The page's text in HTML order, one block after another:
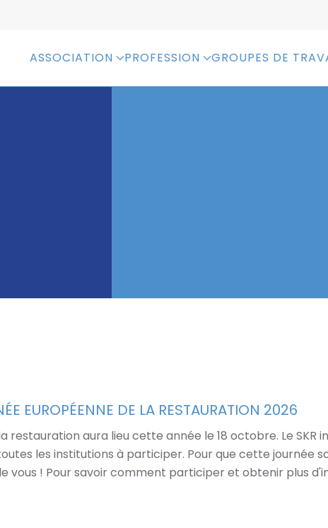
ASSOCIATION PROFESSION GROUPES DE
EUROPÉENNE DE LA RESTAURATION 2026
restauration aura lieu cette année le 18 octobre. Le SKR
les institutions à participer. Pour que cette journée
vous ! Pour savoir comment participer et obtenir plus